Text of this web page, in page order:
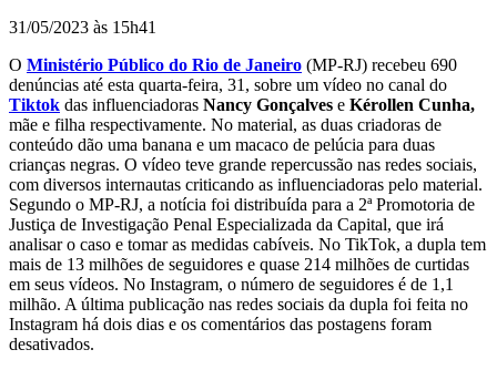
31/05/2023 às 15h41
O Ministério Público do Rio de Janeiro (MP-RJ) recebeu 690
denúncias até esta quarta-feira, 31, sobre um vídeo no canal do
Tiktok das influenciadoras Nancy Gonçalves e Kérollen Cunha,
mãe e filha respectivamente. No material, as duas criadoras de
conteúdo dão uma banana e um macaco de pelúcia para duas
crianças negras. O vídeo teve grande repercussão nas redes sociais,
com diversos internautas criticando as influenciadoras pelo material.
Segundo o MP-RJ, a notícia foi distribuída para a 2ª Promotoria de
Justiça de Investigação Penal Especializada da Capital, que irá
analisar o caso e tomar as medidas cabíveis. No TikTok, a dupla tem
mais de 13 milhões de seguidores e quase 214 milhões de curtidas
em seus vídeos. No Instagram, o número de seguidores é de 1,1
milhão. A última publicação nas redes sociais da dupla foi feita no
Instagram há dois dias e os comentários das postagens foram
desativados.